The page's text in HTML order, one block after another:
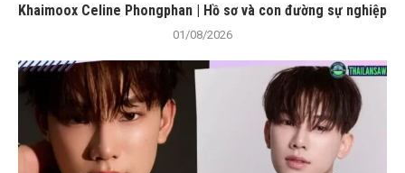
Khaimoox Celine Phongphan | Hồ sơ và con đường sự nghiệp
01/08/2026